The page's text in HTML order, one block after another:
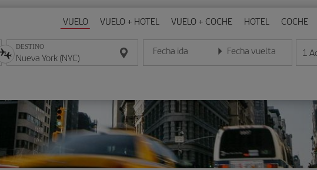
VUELO VUELO + HOTEL VUELO + COCHE HOTEL COCHE
DESTINO Fecha ida
Introduce la fecha en formato día/mes/año
Fecha vuelta
Introduce la fecha en 1